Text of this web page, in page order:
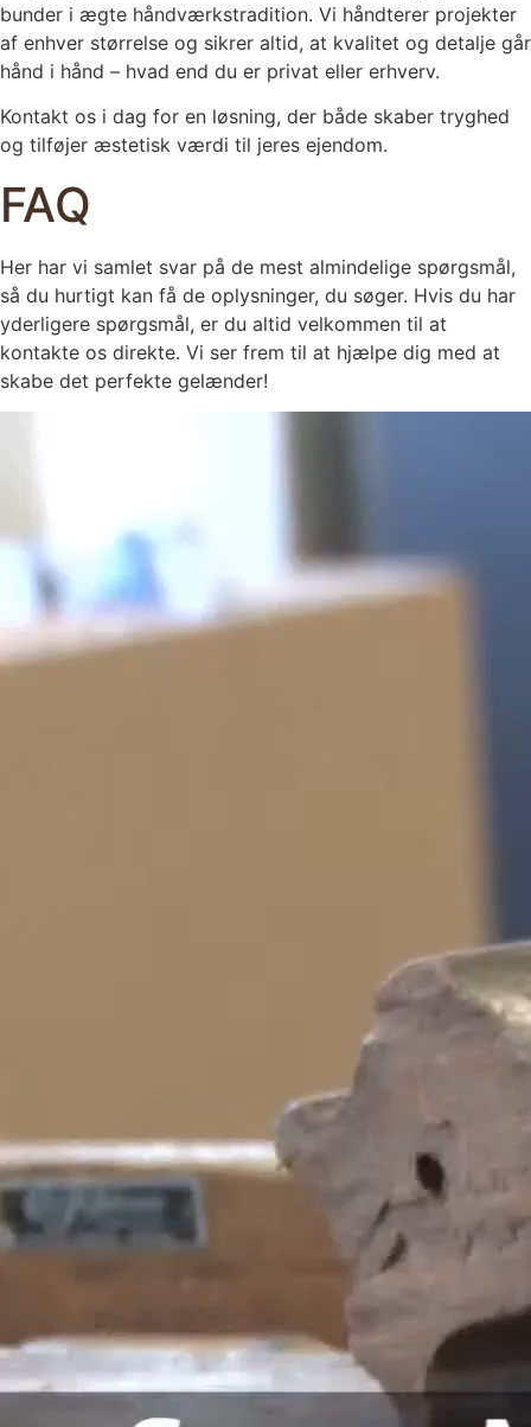
bunder i ægte håndværkstradition. Vi håndterer projekter
af enhver størrelse og sikrer altid, at kvalitet og detalje går
hånd i hånd – hvad end du er privat eller erhverv.
Kontakt os i dag for en løsning, der både skaber tryghed
og tilføjer æstetisk værdi til jeres ejendom.
FAQ
Her har vi samlet svar på de mest almindelige spørgsmål,
så du hurtigt kan få de oplysninger, du søger. Hvis du har
yderligere spørgsmål, er du altid velkommen til at
kontakte os direkte. Vi ser frem til at hjælpe dig med at
skabe det perfekte gelænder!